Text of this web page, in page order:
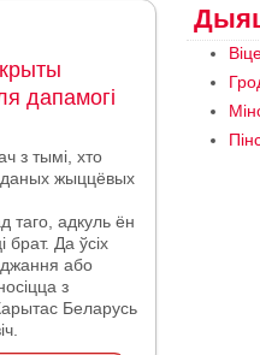
дапамогі
з тымі, хто
жыццёвых
таго, адкуль ён
брат. Да ўсіх
або
з
Беларусь